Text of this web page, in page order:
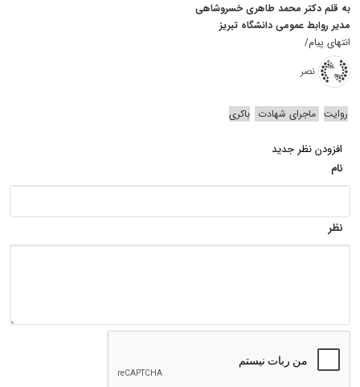
به قلم دکتر محمد طاهری خسروشاهی
مدیر روابط عمومی دانشگاه تبریز
انتهای پیام/
نصر
روایت ماجرای شهادت باکری
افزودن نظر جدید
نام
نظر